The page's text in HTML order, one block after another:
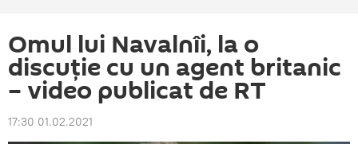
Omul lui Navalnîi, la o
discuție cu un agent britanic
– video publicat de RT
17:30 01.02.2021